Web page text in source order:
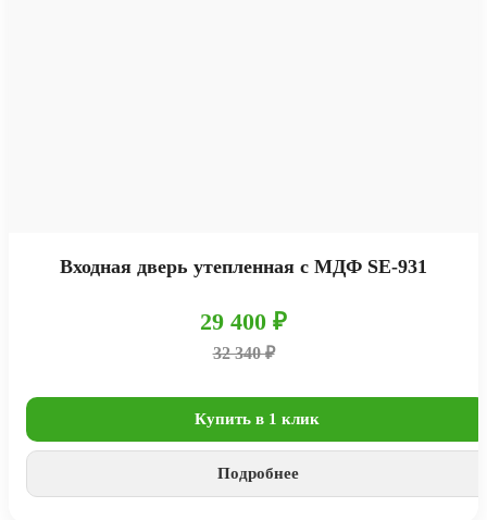
Входная дверь утепленная с МДФ SE-931
29 400 ₽
32 340 ₽
Купить в 1 клик
Подробнее